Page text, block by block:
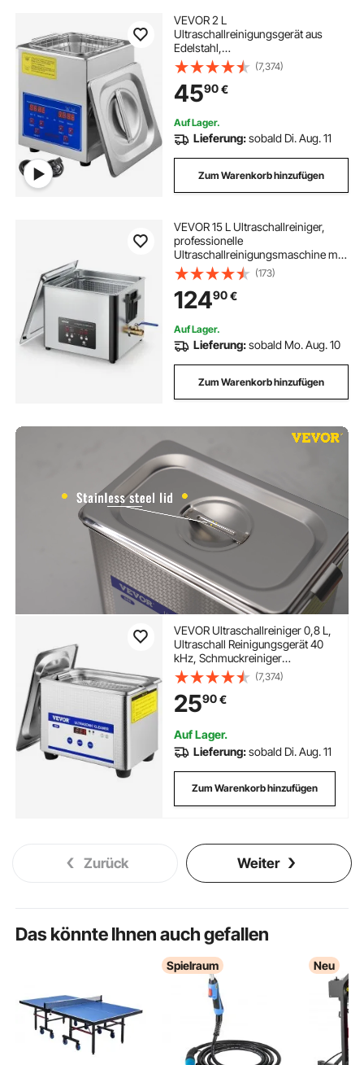
VEVOR 2 L
Ultraschallreinigungsgerät aus
Edelstahl,
Ultraschallreinigungsgerät mit
digitaler Heizung und Timer,
Schmuckreinigung für den
gewerblichen und privaten
Heimgebrauch (2L)
(7,374)
4590€
Auf Lager.
Lieferung:sobald Di. Aug. 11
Zum Warenkorb hinzufügen
VEVOR 15 L Ultraschallreiniger,
professionelle
Ultraschallreinigungsmaschine mit
Reinigungskorb & Digitalanzeige,
240 W Edelstahl 40 kHz Industrielle
Reinigungsmaschine für Teile
Vergaser Instrumente
(173)
12490€
Auf Lager.
Lieferung:sobald Mo. Aug. 10
Zum Warenkorb hinzufügen
VEVOR Ultraschallreiniger 0,8 L,
Ultraschall Reinigungsgerät 40
kHz, Schmuckreiniger
Ultraschall 24 W, Digitaler
Ultraschallreiniger mit LED-
Anzeige,
Ultraschallreinigungsgerät Brillen
Ultraschall
(7,374)
2590€
Auf Lager.
Lieferung:sobald Di. Aug. 11
Zum Warenkorb hinzufügen
Zurück Weiter
Das könnte Ihnen auch gefallen
Spielraum Neu